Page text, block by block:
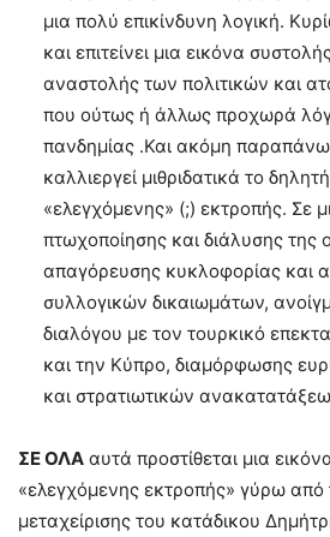
μια πολύ επικίνδυνη λογική.
και επιτείνει μια εικόνα
αναστολής των πολιτικών και
που ούτως ή άλλως προχωρά
πανδημίας .Και ακόμη παραπάνω
καλλιεργεί μιθριδατικά το
«ελεγχόμενης» (;) εκτροπής. Σε
πτωχοποίησης και διάλυσης της
απαγόρευσης κυκλοφορίας και
συλλογικών δικαιωμάτων,
διαλόγου με τον τουρκικό
και την Κύπρο, διαμόρφωσης
και στρατιωτικών
ΣΕ ΟΛΑ αυτά προστίθεται μια
«ελεγχόμενης εκτροπής» γύρω από
μεταχείρισης του κατάδικου